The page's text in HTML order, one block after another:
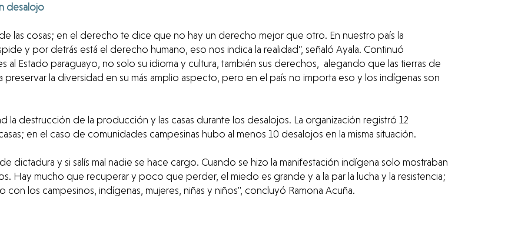
desalojo
las cosas; en el derecho te dice que no hay un derecho mejor que otro. En nuestro país la
y por detrás está el derecho humano, eso nos indica la realidad”, señaló Ayala. Continuó
Estado paraguayo, no solo su idioma y cultura, también sus derechos, alegando que las tierras de
la diversidad en su más amplio aspecto, pero en el país no importa eso y los indígenas son
destrucción de la producción y las casas durante los desalojos. La organización registró 12
en el caso de comunidades campesinas hubo al menos 10 desalojos en la misma situación.
dictadura y si salís mal nadie se hace cargo. Cuando se hizo la manifestación indígena solo mostraban
Hay mucho que recuperar y poco que perder, el miedo es grande y a la par la lucha y la resistencia;
los campesinos, indígenas, mujeres, niñas y niños", concluyó Ramona Acuña.